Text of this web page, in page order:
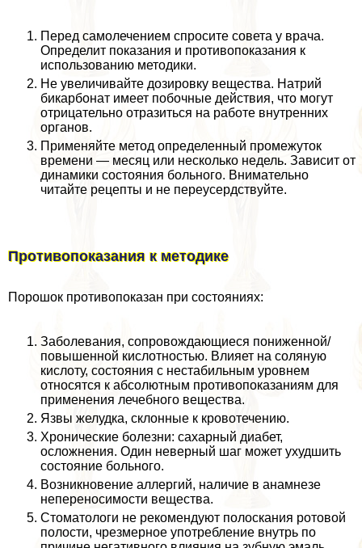
Перед самолечением спросите совета у врача.
Определит показания и противопоказания к
использованию методики.
Не увеличивайте дозировку вещества. Натрий
бикарбонат имеет побочные действия, что могут
отрицательно отразиться на работе внутренних
органов.
Применяйте метод определенный промежуток
времени — месяц или несколько недель. Зависит от
динамики состояния больного. Внимательно
читайте рецепты и не переусердствуйте.
Противопоказания к методике
Порошок противопоказан при состояниях:
Заболевания, сопровождающиеся пониженной/
повышенной кислотностью. Влияет на соляную
кислоту, состояния с нестабильным уровнем
относятся к абсолютным противопоказаниям для
применения лечебного вещества.
Язвы желудка, склонные к кровотечению.
Хронические болезни: сахарный диабет,
осложнения. Один неверный шаг может ухудшить
состояние больного.
Возникновение аллергий, наличие в анамнезе
непереносимости вещества.
Стоматологи не рекомендуют полоскания ротовой
полости, чрезмерное употрeбление внутрь по